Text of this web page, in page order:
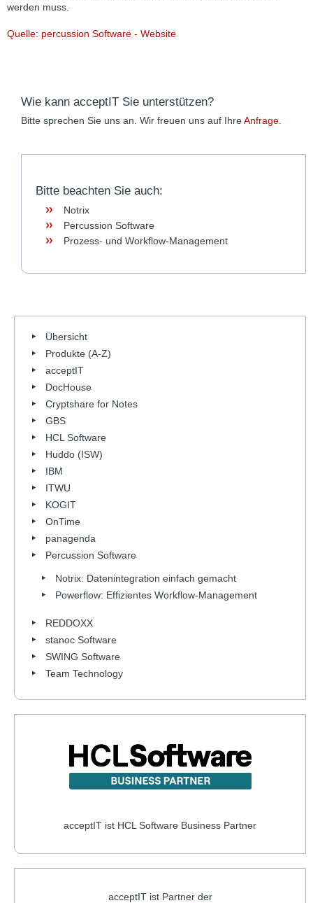
werden muss.
Quelle: percussion Software - Website
Wie kann acceptIT Sie unterstützen?
Bitte sprechen Sie uns an. Wir freuen uns auf IhreAnfrage.
Bitte beachten Sie auch:
Notrix
Percussion Software
Prozess- und Workflow-Management
Übersicht
Produkte (A-Z)
acceptIT
DocHouse
Cryptshare for Notes
GBS
HCL Software
Huddo (ISW)
IBM
ITWU
KOGIT
OnTime
panagenda
Percussion Software
Notrix: Datenintegration einfach gemacht
Powerflow: Effizientes Workflow-Management
REDDOXX
stanoc Software
SWING Software
Team Technology
acceptIT ist HCL Software Business Partner
acceptIT ist Partner der